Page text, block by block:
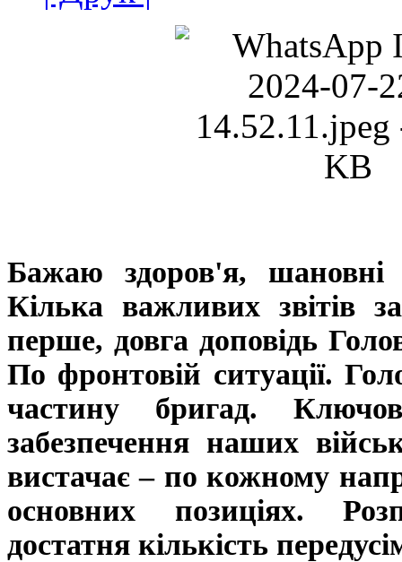
Бажаю здоров'я, шановні
Кілька важливих звітів
перше, довга доповідь
По фронтовій ситуації.
частину бригад.
забезпечення наших
вистачає – по кожному
основних позиціях.
достатня кількість